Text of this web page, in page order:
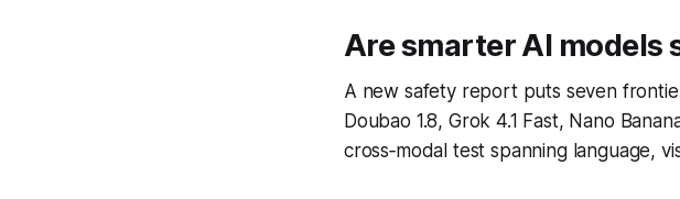
Are smarter AI models
A new safety report puts seven
Doubao 1.8, Grok 4.1 Fast, Nano
cross‑modal test spanning language,